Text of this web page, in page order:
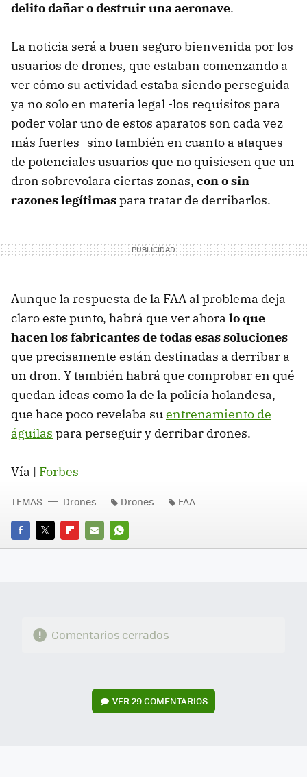
delito dañar o destruir una aeronave.
La noticia será a buen seguro bienvenida por los
usuarios de drones, que estaban comenzando a
ver cómo su actividad estaba siendo perseguida
ya no solo en materia legal -los requisitos para
poder volar uno de estos aparatos son cada vez
más fuertes- sino también en cuanto a ataques
de potenciales usuarios que no quisiesen que un
dron sobrevolara ciertas zonas, con o sin
razones legítimaspara tratar de derribarlos.
Aunque la respuesta de la FAA al problema deja
claro este punto, habrá que ver ahora lo que
hacen los fabricantes de todas esas soluciones
que precisamente están destinadas a derribar a
un dron. Y también habrá que comprobar en qué
quedan ideas como la de la policía holandesa,
que hace poco revelaba suentrenamiento de
águilas para perseguir y derribar drones.
Vía | Forbes
FACEBOOK
TWITTERFLIPBOARD
E-
WHATSAPP
TEMAS Drones Drones FAA
Comentarios cerrados
VER29 COMENTARIOS